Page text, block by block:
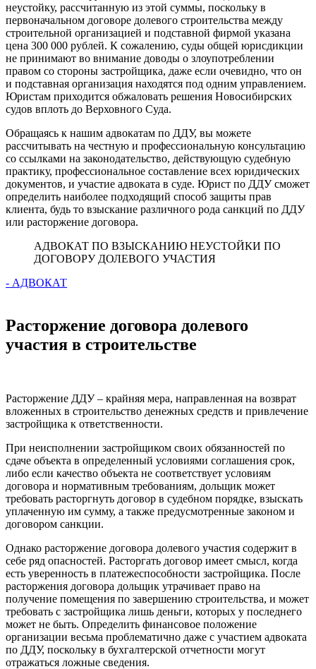
неустойку, рассчитанную из этой суммы, поскольку в
первоначальном договоре долевого строительства между
строительной организацией и подставной фирмой указана
цена 300 000 рублей. К сожалению, суды общей юрисдикции
не принимают во внимание доводы о злоупотреблении
правом со стороны застройщика, даже если очевидно, что он
и подставная организация находятся под одним управлением.
Юристам приходится обжаловать решения Новосибирских
судов вплоть до Верховного Суда.
Обращаясь к нашим адвокатам по ДДУ, вы можете
рассчитывать на честную и профессиональную консультацию
со ссылками на законодательство, действующую судебную
практику, профессиональное составление всех юридических
документов, и участие адвоката в суде. Юрист по ДДУ сможет
определить наиболее подходящий способ защиты прав
клиента, будь то взыскание различного рода санкций по ДДУ
или расторжение договора.
АДВОКАТ ПО ВЗЫСКАНИЮ НЕУСТОЙКИ ПО
ДОГОВОРУ ДОЛЕВОГО УЧАСТИЯ
- АДВОКАТ
Расторжение договора долевого
участия в строительстве
Расторжение ДДУ – крайняя мера, направленная на возврат
вложенных в строительство денежных средств и привлечение
застройщика к ответственности.
При неисполнении застройщиком своих обязанностей по
сдаче объекта в определенный условиями соглашения срок,
либо если качество объекта не соответствует условиям
договора и нормативным требованиям, дольщик может
требовать расторгнуть договор в судебном порядке, взыскать
уплаченную им сумму, а также предусмотренные законом и
договором санкции.
Однако расторжение договора долевого участия содержит в
себе ряд опасностей. Расторгать договор имеет смысл, когда
есть уверенность в платежеспособности застройщика. После
расторжения договора дольщик утрачивает право на
получение помещения по завершению строительства, и может
требовать с застройщика лишь деньги, которых у последнего
может не быть. Определить финансовое положение
организации весьма проблематично даже с участием адвоката
по ДДУ, поскольку в бухгалтерской отчетности могут
отражаться ложные сведения.